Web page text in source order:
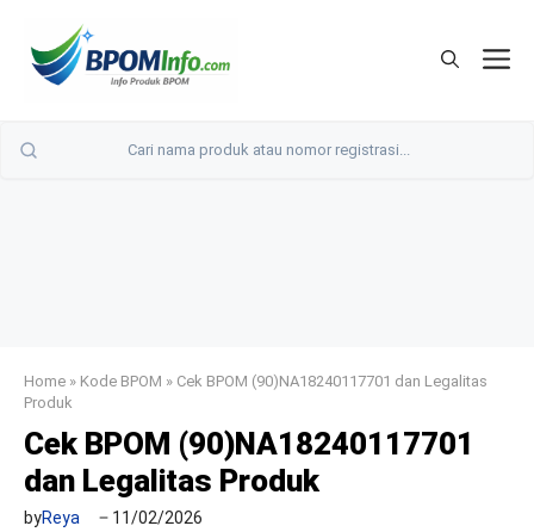
Home » Kode BPOM » Cek BPOM (90)NA18240117701 dan Legalitas
Produk
Cek BPOM (90)NA18240117701
dan Legalitas Produk
byReya 11/02/2026